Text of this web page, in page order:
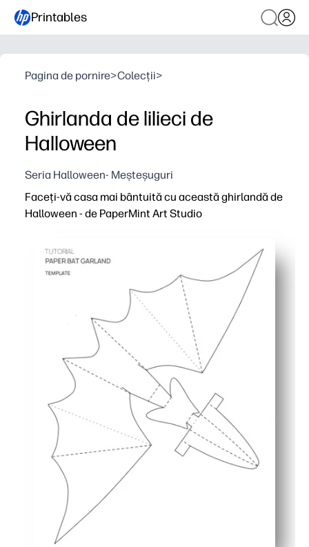
Printables
Pagina de pornire>Colecții>
Ghirlanda de lilieci de
Halloween
Seria Halloween- Meșteșuguri
Faceți-vă casa mai bântuită cu această ghirlandă de
Halloween - de PaperMint Art Studio